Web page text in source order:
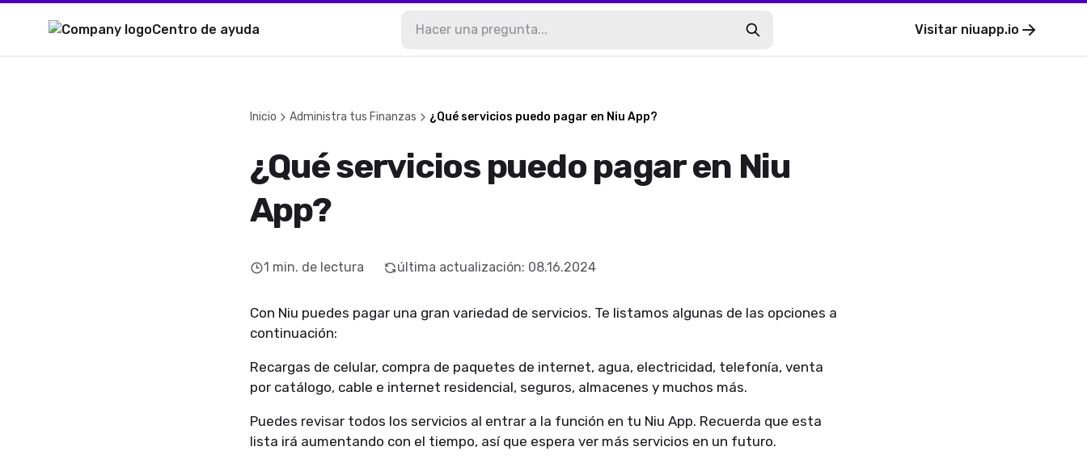
Centro de ayuda Visitar niuapp.io
Inicio Administra tus Finanzas ¿Qué servicios puedo pagar en Niu App?
¿Qué servicios puedo pagar en Niu
App?
1 min. de lectura última actualización: 08.16.2024
Con Niu puedes pagar una gran variedad de servicios. Te listamos algunas de las opciones a
continuación:
Recargas de celular, compra de paquetes de internet, agua, electricidad, telefonía, venta
por catálogo, cable e internet residencial, seguros, almacenes y muchos más.
Puedes revisar todos los servicios al entrar a la función en tu Niu App. Recuerda que esta
lista irá aumentando con el tiempo, así que espera ver más servicios en un futuro.